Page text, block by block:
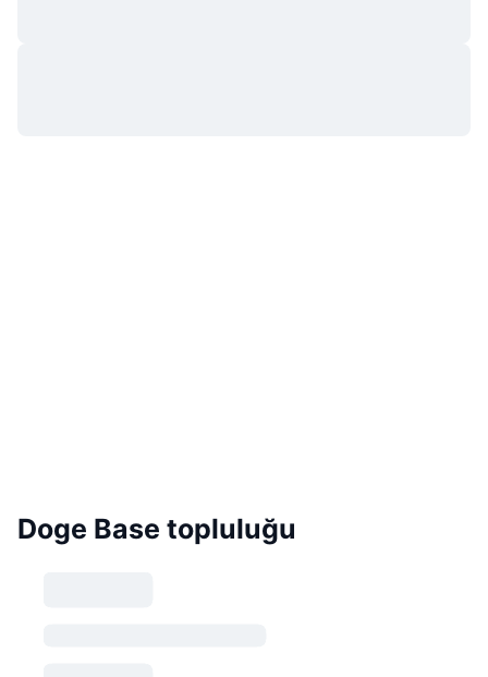
Doge Base topluluğu